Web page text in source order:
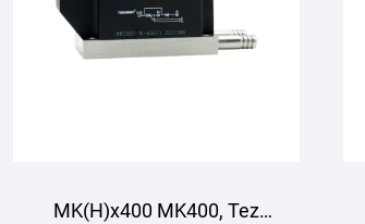
MK(H)x400 MK400, Tez